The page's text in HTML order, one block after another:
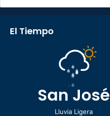
El Tiempo
San José
Lluvia Ligera